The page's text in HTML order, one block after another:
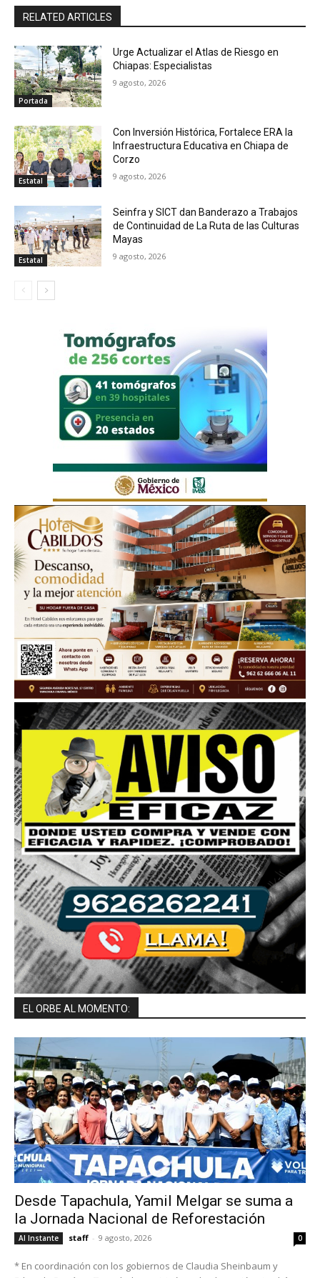
RELATED ARTICLES
Portada
Urge Actualizar el Atlas de Riesgo en
Chiapas: Especialistas
9 agosto, 2026
Estatal
Con Inversión Histórica, Fortalece ERA la
Infraestructura Educativa en Chiapa de
Corzo
9 agosto, 2026
Estatal
Seinfra y SICT dan Banderazo a Trabajos
de Continuidad de La Ruta de las Culturas
Mayas
9 agosto, 2026
EL ORBE AL MOMENTO:
Desde Tapachula, Yamil Melgar se suma a
la Jornada Nacional de Reforestación
Al Instante staff - 9 agosto, 2026 0
* En coordinación con los gobiernos de Claudia Sheinbaum y